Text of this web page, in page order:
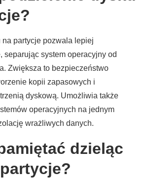
partycje pozwala lepiej
separując system operacyjny od
Zwiększa to bezpieczeństwo
kopii zapasowych i
dyskową. Umożliwia także
operacyjnych na jednym
wrażliwych danych.
dzieląc